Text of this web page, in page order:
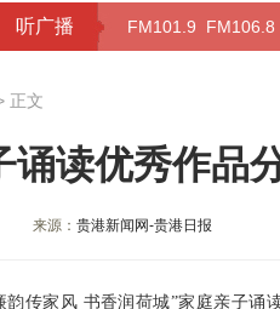
听广播 FM101.9 FM106.8
正文
诵读优秀作品
来源：贵港新闻网-贵港日报
韵传家风 书香润荷城”家庭亲子